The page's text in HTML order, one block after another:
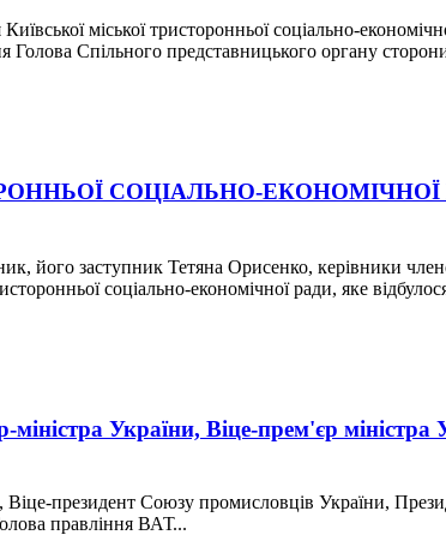
Київської міської тристоронньої соціально-
Голова Спільного представницького органу
СОЦІАЛЬНО-ЕКОНОМІЧНОЇ
його заступник Тетяна Орисенко, керівники
соціально-економічної ради, яке
України, Віце-прем'єр міністра
президент Союзу промисловців України,
правління ВАТ...